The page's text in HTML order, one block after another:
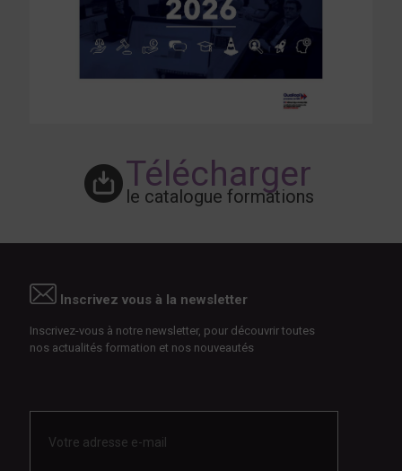
Télécharger
le catalogue formations
Inscrivez vous à la newsletter
Inscrivez-vous à notre newsletter, pour découvrir toutes
nos actualités formation et nos nouveautés
mail *